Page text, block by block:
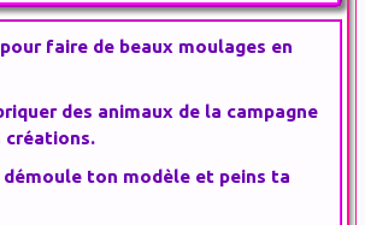
faire de beaux moulages en
des animaux de la campagne
créations.
ton modèle et peins ta